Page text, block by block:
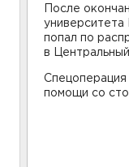
После
попал по
в
помощи со